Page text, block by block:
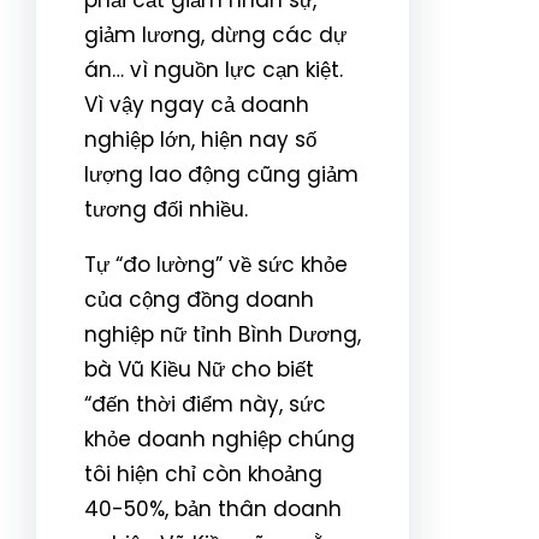
giảm lương, dừng các dự
án… vì nguồn lực cạn kiệt.
Vì vậy ngay cả doanh
nghiệp lớn, hiện nay số
lượng lao động cũng giảm
tương đối nhiều.
Tự “đo lường” về sức khỏe
của cộng đồng doanh
nghiệp nữ tỉnh Bình Dương,
bà Vũ Kiều Nữ cho biết
“đến thời điểm này, sức
khỏe doanh nghiệp chúng
tôi hiện chỉ còn khoảng
40-50%, bản thân doanh